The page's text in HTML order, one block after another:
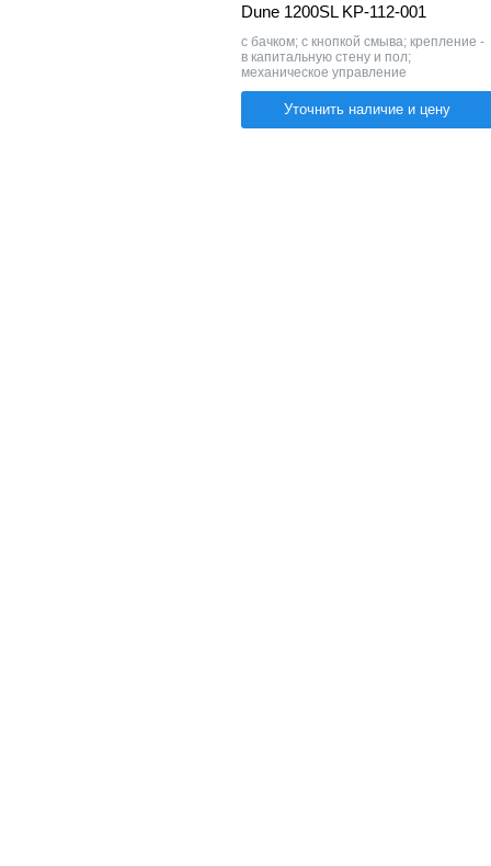
Dune 1200SL KP-112-001
с бачком; с кнопкой смыва; крепление -
в капитальную стену и пол;
механическое управление
Уточнить наличие и цену